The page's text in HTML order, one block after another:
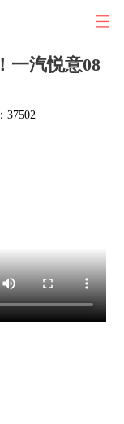
一汽悦意08
37502